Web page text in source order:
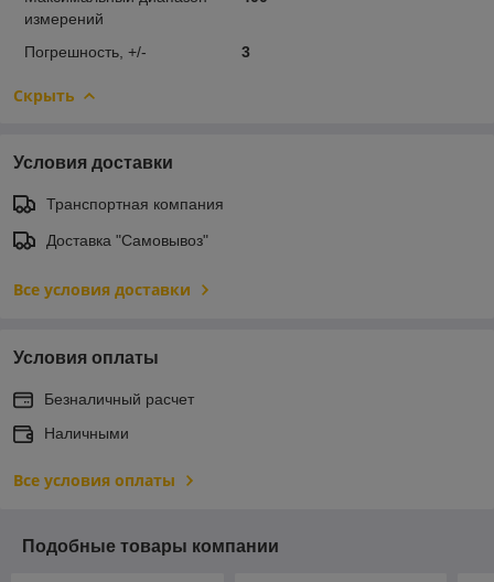
измерений
Погрешность, +/- 3
Скрыть
Условия доставки
Транспортная компания
Доставка "Самовывоз"
Все условия доставки
Условия оплаты
Безналичный расчет
Наличными
Все условия оплаты
Подобные товары компании